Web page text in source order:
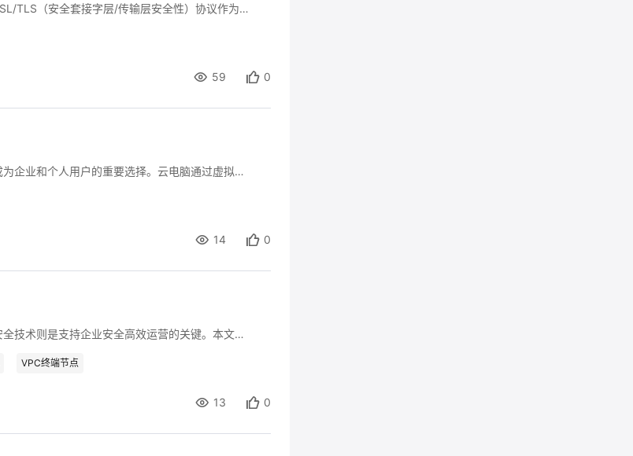
在当今数字化时代，网络安全已成为企业和组织不可忽视的重要议题。SSL/TLS（安全套接字层/传输层安全性）协议作为互联网安全的基石，为客户端与服务器之间的通信提供了强大的加密保护。作为开发工程师，深入理解和应用SSL/TLS协议，以及采取有效的安全性提升策略，对于构建安全可靠的网络环境至关重要。
59 0
随着云计算技术的迅猛发展，云电脑作为一种新型的计算模式，正逐步成为企业和个人用户的重要选择。云电脑通过虚拟化技术将计算资源、存储资源和网络资源封装成一个独立的虚拟环境，用户可以通过网络随时随地访问自己的虚拟桌面和应用。然而，在云电脑跨地域部署的过程中，如何优化传输协议以提升性能，成为了一个亟待解决的问题。本文将从传输协议的基本原理出发，探讨其在云电脑跨地域部署中的性能优化策略，以期为开发者提供有价值的参考。
14 0
在数字化时代，云计算已成为企业技术基础设施的核心组成部分，而云安全技术则是支持企业安全高效运营的关键。本文将深入探讨云安全技术在业务应用中的优势，分析其如何帮助企业实现数据保护、提升系统稳定性，并促进业务创新和成本效益。
VPC终端节点
13 0